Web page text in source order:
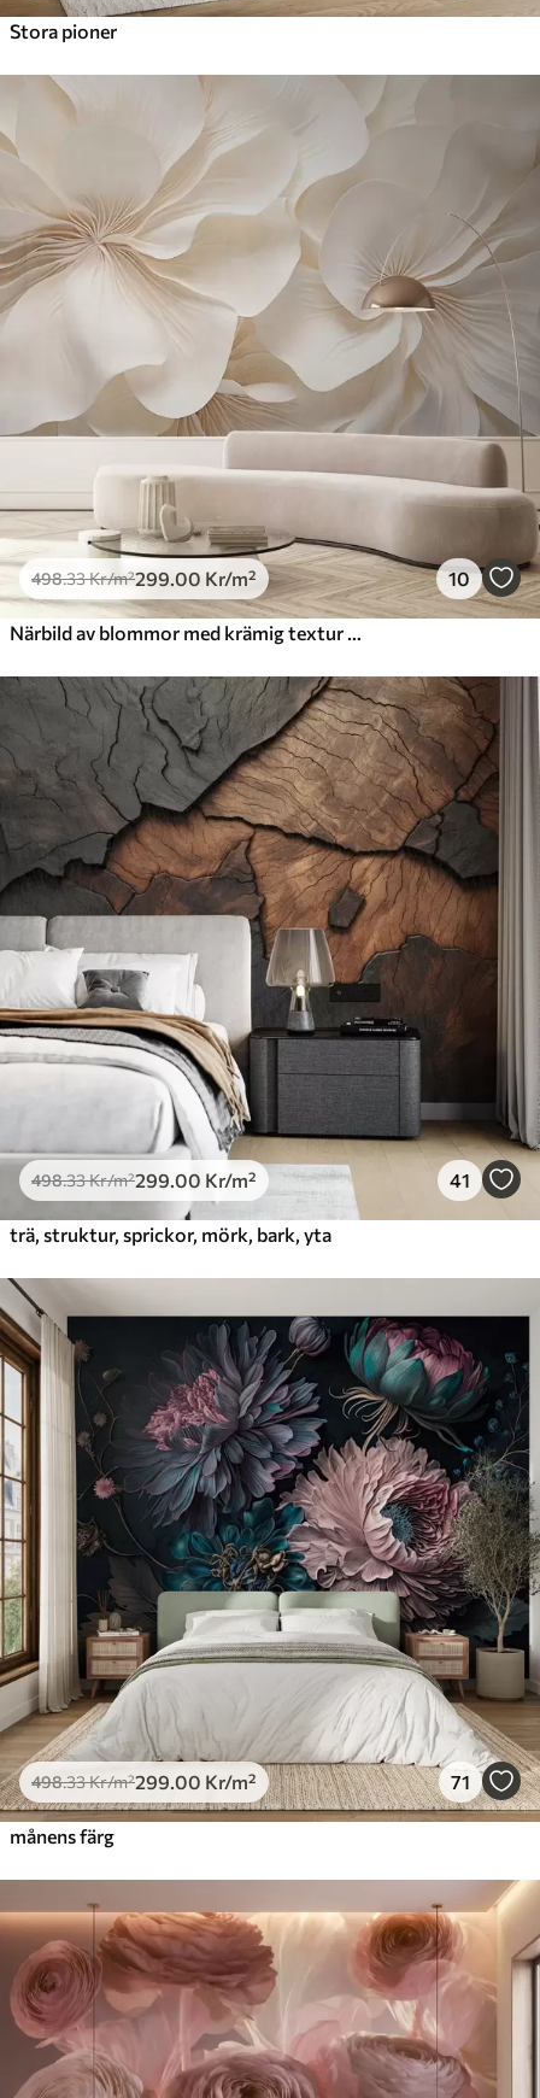
Stora pioner
498.33Kr/m²299 .00 Kr/m² 10
498.33Kr/m²299 .00 Kr/m² 41
trä, struktur, sprickor, mörk, bark, yta
498.33Kr/m²299 .00 Kr/m² 71
månens färg